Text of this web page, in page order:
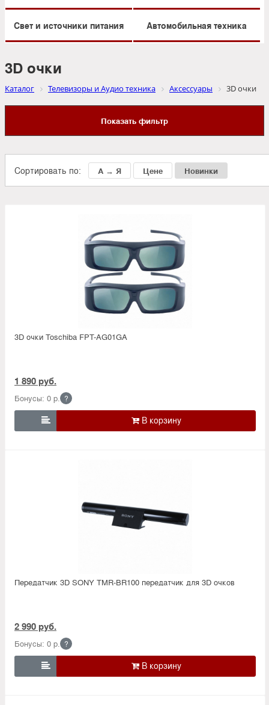
Свет и источники питания Автомобильная техника
3D очки
Каталог Телевизоры и Аудио техника Аксессуары 3D очки
Показать фильтр
Сортировать по: А → Я Цене Новинки
3D очки Toschiba FPT-AG01GA
1 890 руб.
Бонусы: 0 р. ?

Передатчик 3D SONY TMR-BR100 передатчик для 3D очков
2 990 руб.
Бонусы: 0 р. ?
